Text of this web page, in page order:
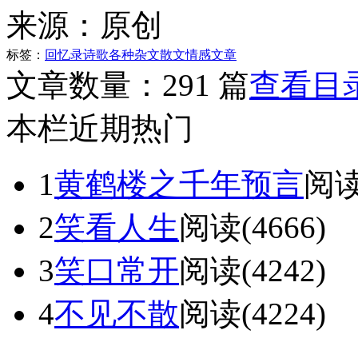
来源： 原创
标签： 回忆录诗歌各种杂文散文情感文章
文章数量： 291 篇查看目
本栏近期热门
1黄鹤楼之千年预言阅
2笑看人生阅读(4666)
3笑口常开阅读(4242)
4不见不散阅读(4224)